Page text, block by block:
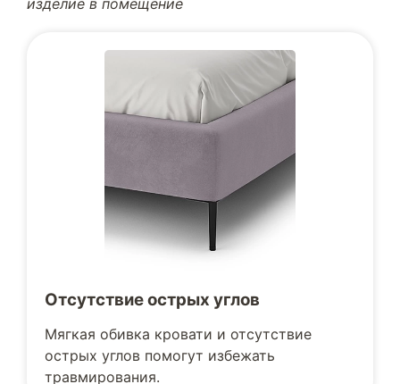
изделие в помещение
Отсутствие острых углов
Мягкая обивка кровати и отсутствие
острых углов помогут избежать
травмирования.